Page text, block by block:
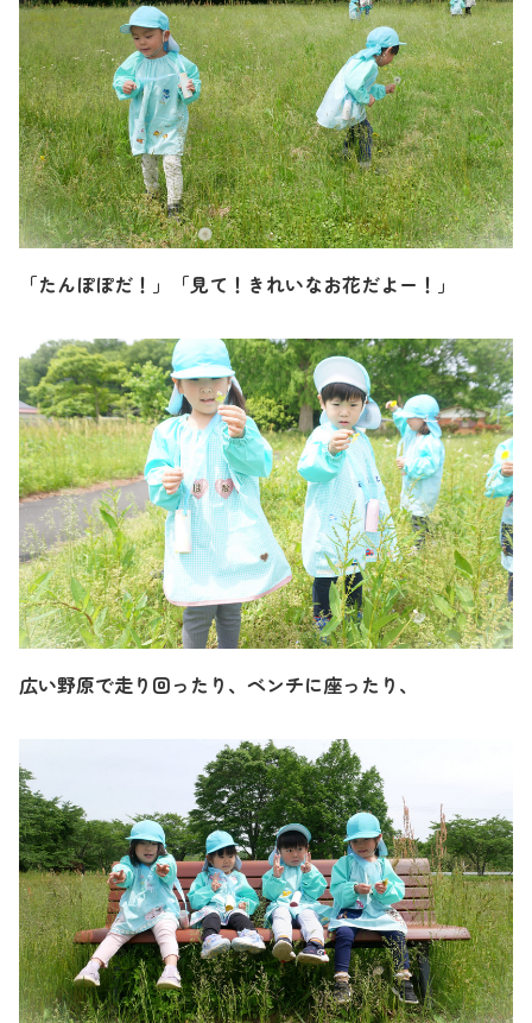
「たんぽぽだ！」「見て！きれいなお花だよー！」
広い野原で走り回ったり、ベンチに座ったり、